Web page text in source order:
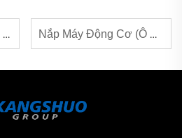
Nắp Máy Động Cơ (Ô Tô) — Đúc Chính Xác & Hiệu Suất Độ Bền Cao